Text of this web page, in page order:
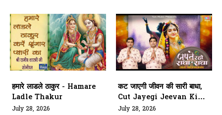
हमारे लाडले ठाकुर - Hamare
Ladle Thakur
July 28, 2026
कट जाएगी जीवन की सारी बाधा,
Cut Jayegi Jeevan Ki
Sari Badha
July 28, 2026